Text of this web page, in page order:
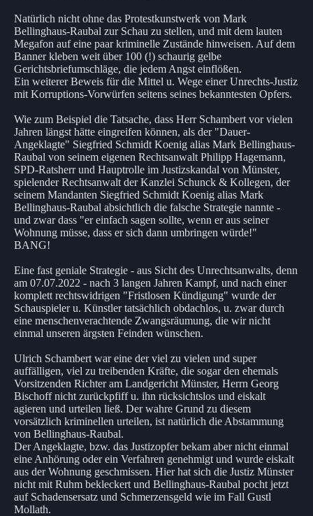
Natürlich nicht ohne das Protestkunstwerk von Mark
Bellinghaus-Raubal zur Schau zu stellen, und mit dem lauten
Megafon auf eine paar kriminelle Zustände hinweisen. Auf dem
Banner kleben weit über 100 (!) schaurig gelbe
Gerichtsbriefumschläge, die jedem Angst einflößen.
Ein weiterer Beweis für die Mittel u. Wege einer Unrechts-Justiz
mit Korruptions-Vorwürfen seitens seines bekanntesten Opfers.
Wie zum Beispiel die Tatsache, dass Herr Schambert vor vielen
Jahren längst hätte eingreifen können, als der "Dauer-
Angeklagte" Siegfried Schmidt Koenig alias Mark Bellinghaus-
Raubal von seinem eigenen Rechtsanwalt Philipp Hagemann,
SPD-Ratsherr und Hauptrolle im Justizskandal von Münster,
spielender Rechtsanwalt der Kanzlei Schunck & Kollegen, der
seinem Mandanten Siegfried Schmidt Koenig alias Mark
Bellinghaus-Raubal absichtlich die falsche Strategie nannte -
und zwar dass "er einfach sagen sollte, wenn er aus seiner
Wohnung müsse, dass er sich dann umbringen würde!"
BANG!
Eine fast geniale Strategie - aus Sicht des Unrechtsanwalts, denn
am 07.07.2022 - nach 3 langen Jahren Kampf, und nach einer
komplett rechtswidrigen "Fristlosen Kündigung" wurde der
Schauspieler u. Künstler tatsächlich obdachlos, u. zwar durch
eine menschenverachtende Zwangsräumung, die wir nicht
einmal unseren ärgsten Feinden wünschen.
Ulrich Schambert war eine der viel zu vielen und super
auffälligen, viel zu treibenden Kräfte, die sogar den ehemals
Vorsitzenden Richter am Landgericht Münster, Herrn Georg
Bischoff nicht zurückpfiff u. ihn rücksichtslos und eiskalt
agieren und urteilen ließ. Der wahre Grund zu diesem
vorsätzlich kriminellen urteilen, ist natürlich die Abstammung
von Bellinghaus-Raubal.
Der Angeklagte, bzw. das Justizopfer bekam aber nicht einmal
eine Anhörung oder ein Verfahren genehmigt und wurde eiskalt
aus der Wohnung geschmissen. Hier hat sich die Justiz Münster
nicht mit Ruhm bekleckert und Bellinghaus-Raubal pocht jetzt
auf Schadensersatz und Schmerzensgeld wie im Fall Gustl
Mollath.